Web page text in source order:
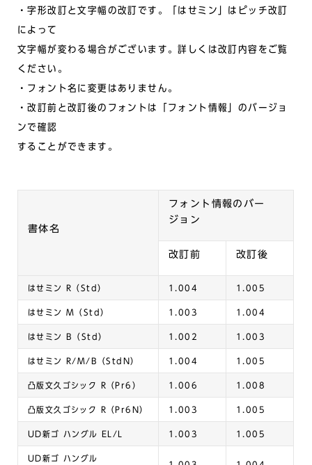
・字形改訂と文字幅の改訂です。「はせミン」はピッチ改訂
によって
文字幅が変わる場合がございます。詳しくは改訂内容をご覧
ください。
・フォント名に変更はありません。
・改訂前と改訂後のフォントは「フォント情報」のバージョ
ンで確認
することができます。
書体名
フォント情報のバー
ジョン
改訂前 改訂後
はせミン R（Std） 1.004 1.005
はせミン M（Std） 1.003 1.004
はせミン B（Std） 1.002 1.003
はせミン R/M/B（StdN） 1.004 1.005
凸版文久ゴシック R（Pr6） 1.006 1.008
凸版文久ゴシック R（Pr6N） 1.003 1.005
UD新ゴ ハングル EL/L 1.003 1.005
UD新ゴ ハングル